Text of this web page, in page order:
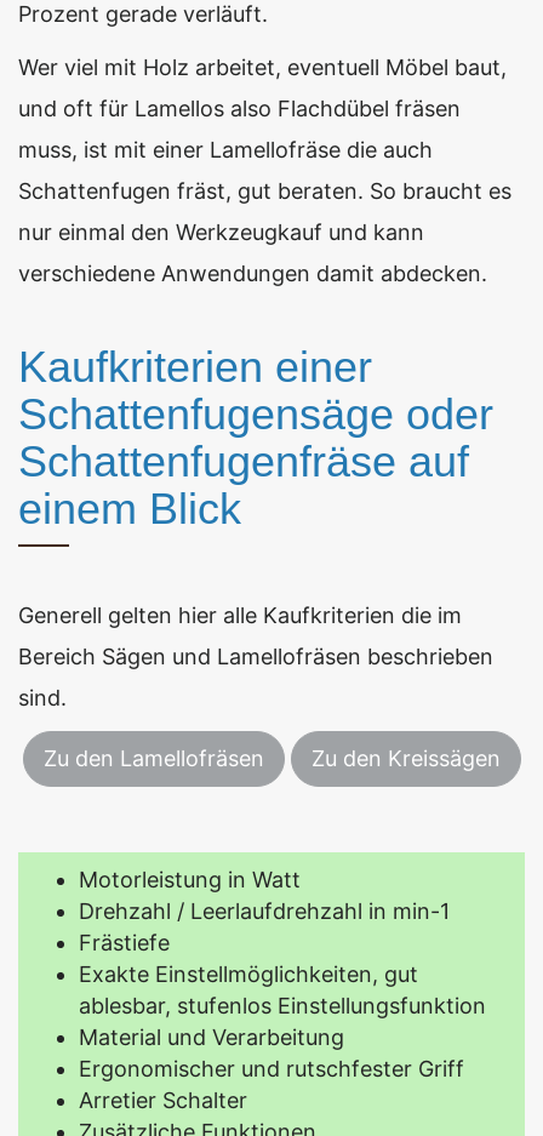
Prozent gerade verläuft.
Wer viel mit Holz arbeitet, eventuell Möbel baut,
und oft für Lamellos also Flachdübel fräsen
muss, ist mit einer Lamellofräse die auch
Schattenfugen fräst, gut beraten. So braucht es
nur einmal den Werkzeugkauf und kann
verschiedene Anwendungen damit abdecken.
Kaufkriterien einer
Schattenfugensäge oder
Schattenfugenfräse auf
einem Blick
Generell gelten hier alle Kaufkriterien die im
Bereich Sägen und Lamellofräsen beschrieben
sind.
Zu den Lamellofräsen Zu den Kreissägen
Motorleistung in Watt
Drehzahl / Leerlaufdrehzahl in min-1
Frästiefe
Exakte Einstellmöglichkeiten, gut
ablesbar, stufenlos Einstellungsfunktion
Material und Verarbeitung
Ergonomischer und rutschfester Griff
Arretier Schalter